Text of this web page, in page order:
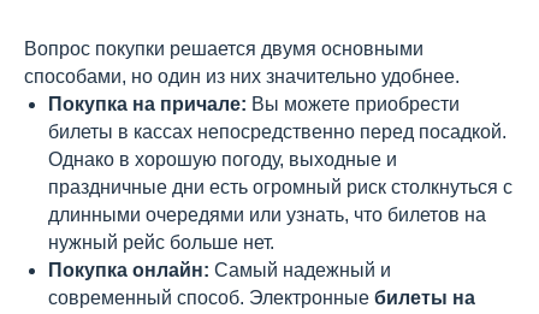
Вопрос покупки решается двумя основными
способами, но один из них значительно удобнее.
Покупка на причале: Вы можете приобрести
билеты в кассах непосредственно перед посадкой.
Однако в хорошую погоду, выходные и
праздничные дни есть огромный риск столкнуться с
длинными очередями или узнать, что билетов на
нужный рейс больше нет.
Покупка онлайн: Самый надежный и
современный способ. Электронные билеты на